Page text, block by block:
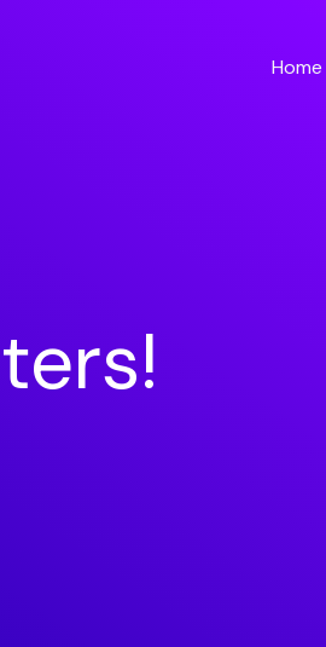
Home